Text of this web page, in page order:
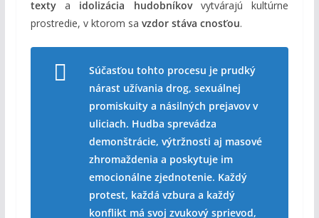
textya idolizácia hudobníkovvytvárajú kultúrne
prostredie, v ktorom sa vzdor stáva cnosťou.
Súčasťou tohto procesu je prudký
nárast užívania drog, sexuálnej
promiskuity a násilných prejavov v
uliciach. Hudba sprevádza
demonštrácie, výtržnosti aj masové
zhromaždenia a poskytuje im
emocionálne zjednotenie. Každý
protest, každá vzbura a každý
konflikt má svoj zvukový sprievod,